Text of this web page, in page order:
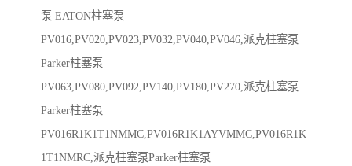
泵 EATON柱塞泵
PV016,PV020,PV023,PV032,PV040,PV046,派克柱塞泵
Parker柱塞泵
PV063,PV080,PV092,PV140,PV180,PV270,派克柱塞泵
Parker柱塞泵
PV016R1K1T1NMMC,PV016R1K1AYVMMC,PV016R1K
1T1NMRC,派克柱塞泵Parker柱塞泵